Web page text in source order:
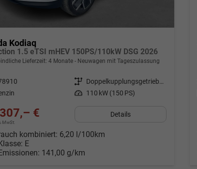
Kodiaq
1.5 eTSI mHEV 150PS/110kW DSG 2026
Lieferzeit: 4 Monate Neuwagen mit Tageszulassung
Getriebe
Doppelkupplungsgetriebe (DSG)
Leistung 110 kW (150 PS)
€
MwSt.
Details
kombiniert: 6,20 l/100km
E
141,00 g/km